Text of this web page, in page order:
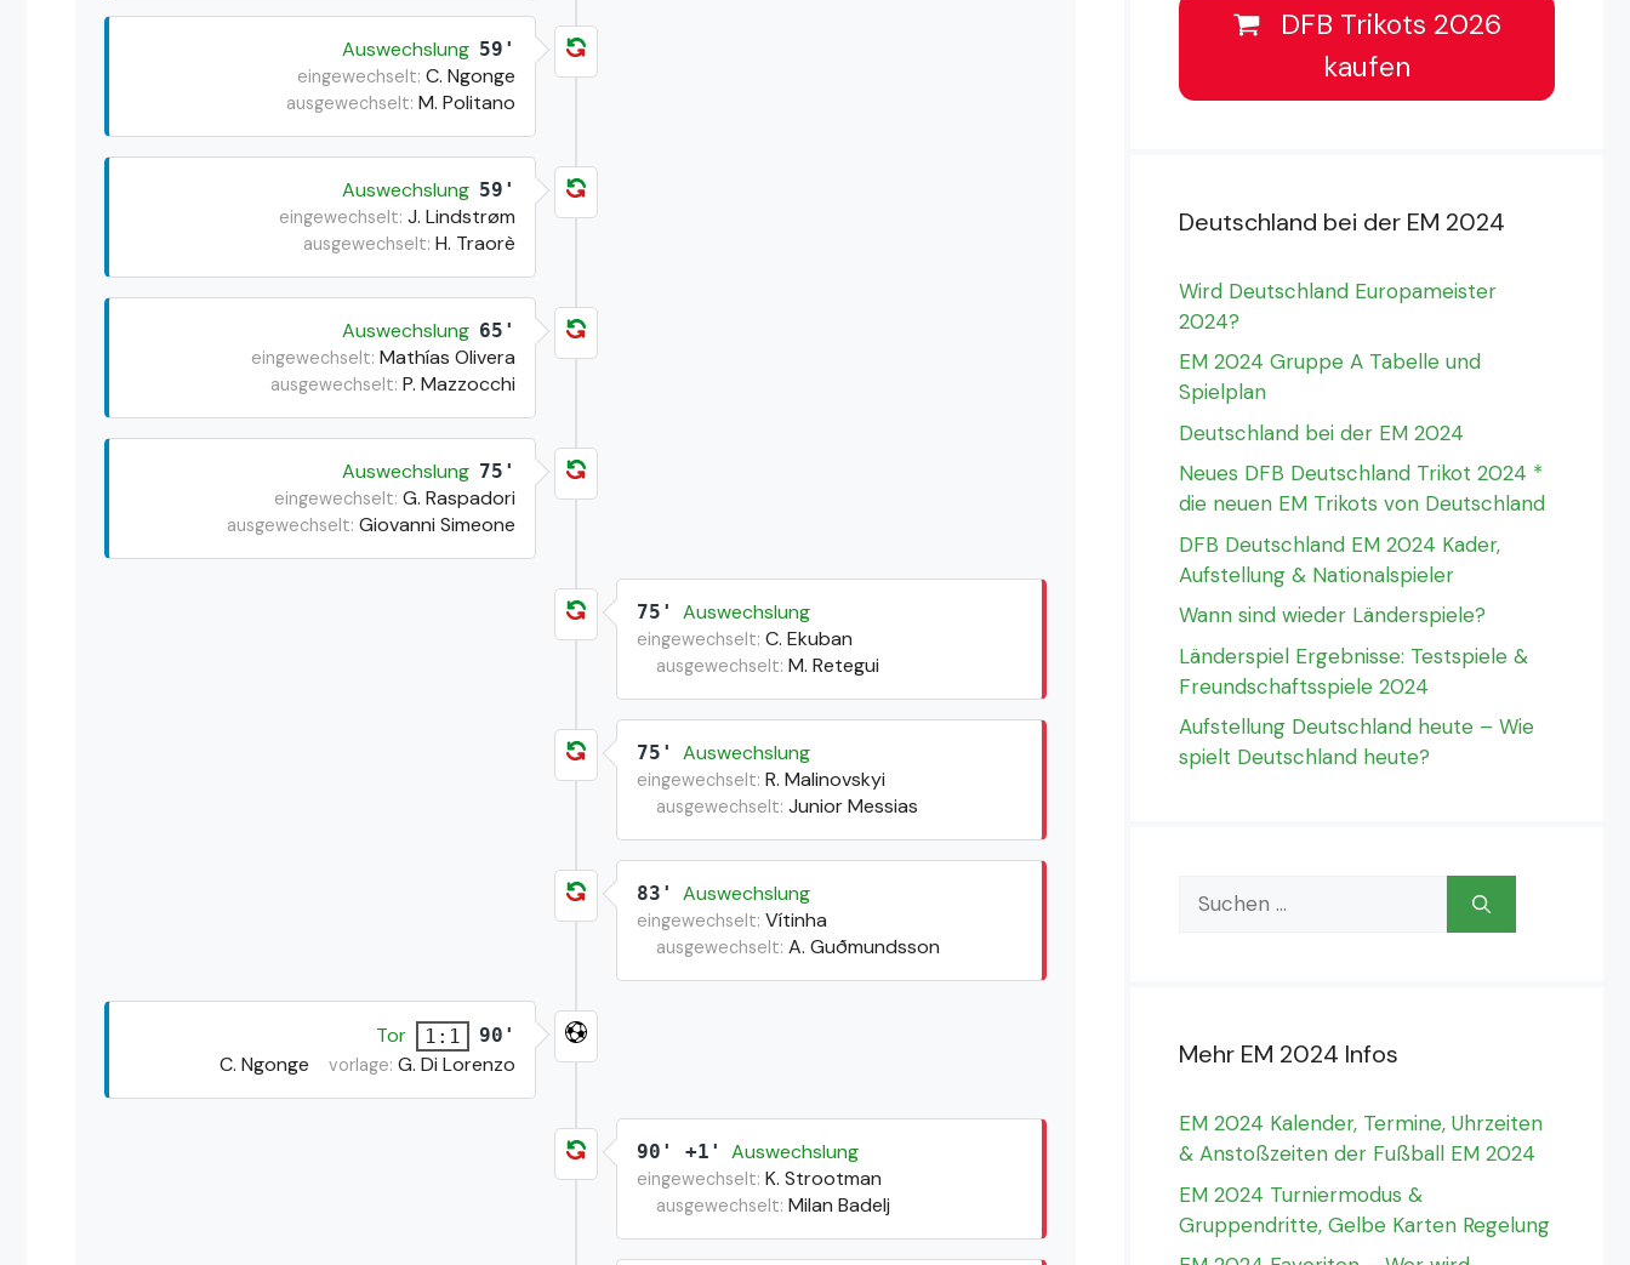
Auswechslung 59'
eingewechselt: C. Ngonge
ausgewechselt: M. Politano
Auswechslung 59'
eingewechselt: J. Lindstrøm
ausgewechselt: H. Traorè
Auswechslung 65'
eingewechselt: Mathías Olivera
ausgewechselt: P. Mazzocchi
Auswechslung 75'
eingewechselt: G. Raspadori
ausgewechselt: Giovanni Simeone
75' Auswechslung
eingewechselt: C. Ekuban
ausgewechselt: M. Retegui
75' Auswechslung
eingewechselt: R. Malinovskyi
ausgewechselt: Junior Messias
83' Auswechslung
eingewechselt: Vítinha
ausgewechselt: A. Guðmundsson
Tor 1:1 90'
C. Ngonge vorlage: G. Di Lorenzo
90' +1' Auswechslung
eingewechselt: K. Strootman
ausgewechselt: Milan Badelj
DFB Trikots 2026
kaufen
Deutschland bei der EM 2024
Wird Deutschland Europameister
2024?
EM 2024 Gruppe A Tabelle und
Spielplan
Deutschland bei der EM 2024
Neues DFB Deutschland Trikot 2024 *
die neuen EM Trikots von Deutschland
DFB Deutschland EM 2024 Kader,
Aufstellung & Nationalspieler
Wann sind wieder Länderspiele?
Länderspiel Ergebnisse: Testspiele &
Freundschaftsspiele 2024
Aufstellung Deutschland heute – Wie
spielt Deutschland heute?
Suchen
nach:
Mehr EM 2024 Infos
EM 2024 Kalender, Termine, Uhrzeiten
& Anstoßzeiten der Fußball EM 2024
EM 2024 Turniermodus &
Gruppendritte, Gelbe Karten Regelung